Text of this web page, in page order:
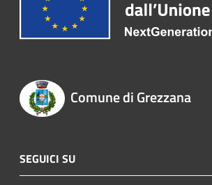
Comune di Grezzana
SEGUICI SU